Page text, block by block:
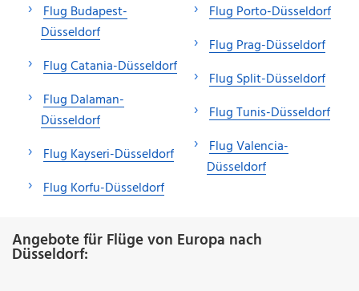
Flug Budapest-
Düsseldorf
Flug Catania-Düsseldorf
Flug Dalaman-
Düsseldorf
Flug Kayseri-Düsseldorf
Flug Korfu-Düsseldorf
Flug Porto-Düsseldorf
Flug Prag-Düsseldorf
Flug Split-Düsseldorf
Flug Tunis-Düsseldorf
Flug Valencia-
Düsseldorf
Angebote für Flüge von Europa nach
Düsseldorf: